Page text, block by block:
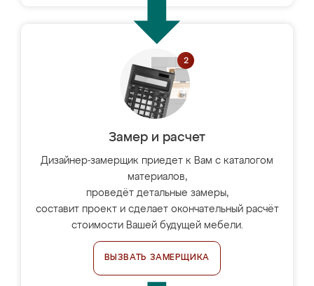
Замер и расчет
Дизайнер-замерщик приедет к Вам с каталогом
материалов,
проведёт детальные замеры,
составит проект и сделает окончательный расчёт
стоимости Вашей будущей мебели.
ВЫЗВАТЬ ЗАМЕРЩИКА